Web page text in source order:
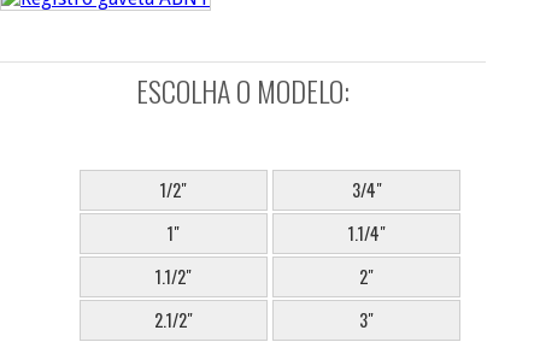
ESCOLHA O MODELO:
1/2"
3/4"
1"
1.1/4"
1.1/2"
2"
2.1/2"
3"